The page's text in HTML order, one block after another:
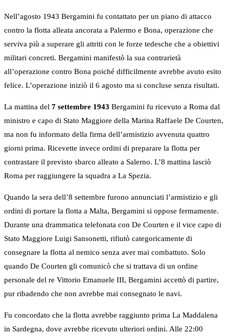
Nell’agosto 1943 Bergamini fu contattato per un piano di attacco
contro la flotta alleata ancorata a Palermo e Bona, operazione che
serviva più a superare gli attriti con le forze tedesche che a obiettivi
militari concreti. Bergamini manifestò la sua contrarietà
all’operazione contro Bona poiché difficilmente avrebbe avuto esito
felice. L’operazione iniziò il 6 agosto ma si concluse senza risultati.
La mattina del 7 settembre 1943 Bergamini fu ricevuto a Roma dal
ministro e capo di Stato Maggiore della Marina Raffaele De Courten,
ma non fu informato della firma dell’armistizio avvenuta quattro
giorni prima. Ricevette invece ordini di preparare la flotta per
contrastare il previsto sbarco alleato a Salerno. L’8 mattina lasciò
Roma per raggiungere la squadra a La Spezia.
Quando la sera dell’8 settembre furono annunciati l’armistizio e gli
ordini di portare la flotta a Malta, Bergamini si oppose fermamente.
Durante una drammatica telefonata con De Courten e il vice capo di
Stato Maggiore Luigi Sansonetti, rifiutò categoricamente di
consegnare la flotta al nemico senza aver mai combattuto. Solo
quando De Courten gli comunicò che si trattava di un ordine
personale del re Vittorio Emanuele III, Bergamini accettò di partire,
pur ribadendo che non avrebbe mai consegnato le navi.
Fu concordato che la flotta avrebbe raggiunto prima La Maddalena
in Sardegna, dove avrebbe ricevuto ulteriori ordini. Alle 22:00